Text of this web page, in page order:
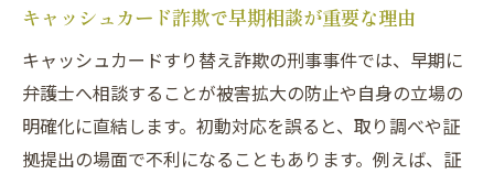
キャッシュカード詐欺で早期相談が重要な理由
キャッシュカードすり替え詐欺の刑事事件では、早期に
弁護士へ相談することが被害拡大の防止や自身の立場の
明確化に直結します。初動対応を誤ると、取り調べや証
拠提出の場面で不利になることもあります。例えば、証